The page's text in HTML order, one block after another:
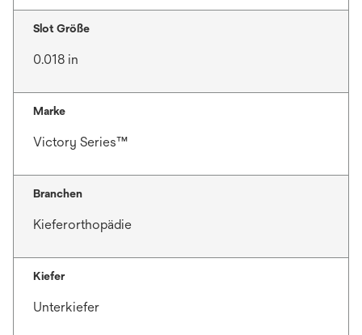
Slot Größe
0.018 in
Marke
Victory Series™
Branchen
Kieferorthopädie
Kiefer
Unterkiefer